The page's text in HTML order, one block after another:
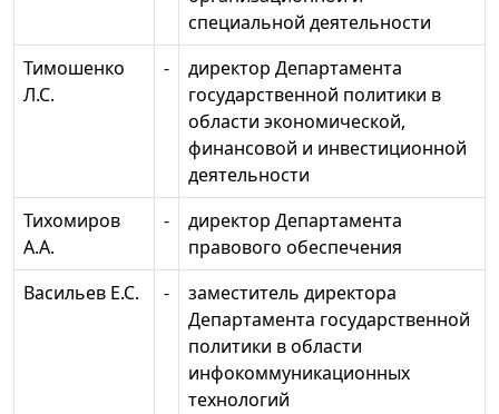
специальной деятельности
Тимошенко
Л.С.
-
директор Департамента
государственной политики в
области экономической,
финансовой и инвестиционной
деятельности
Тихомиров
А.А.
-
директор Департамента
правового обеспечения
Васильев Е.С.
-
заместитель директора
Департамента государственной
политики в области
инфокоммуникационных
технологий